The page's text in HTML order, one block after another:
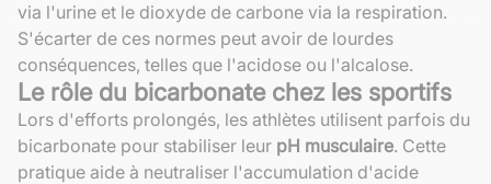
via l'urine et le dioxyde de carbone via la respiration.
S'écarter de ces normes peut avoir de lourdes
conséquences, telles que l'acidose ou l'alcalose.
Le rôle du bicarbonate chez les sportifs
Lors d'efforts prolongés, les athlètes utilisent parfois du
bicarbonate pour stabiliser leur pH musculaire. Cette
pratique aide à neutraliser l'accumulation d'acide